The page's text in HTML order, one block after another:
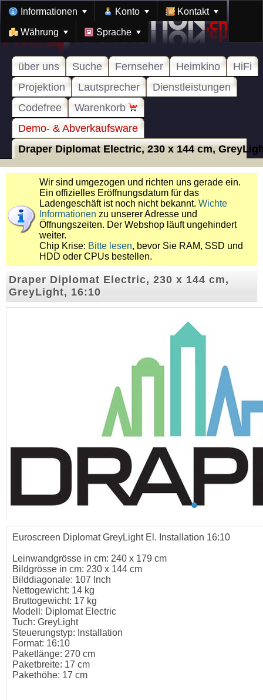
Informationen Konto Kontakt
Währung Sprache
über uns Suche Fernseher Heimkino
HiFi
Projektion
Lautsprecher
Dienstleistungen
Codefree
Warenkorb
Demo- & Abverkaufsware
Draper Diplomat Electric, 230 x 144 cm,
Wir sind umgezogen und richten uns gerade ein.
Ein offizielles Eröffnungsdatum für das
Ladengeschäft ist noch nicht bekannt. Wichte
Informationen zu unserer Adresse und
Öffnungszeiten. Der Webshop läuft ungehindert
weiter.
Chip Krise: Bitte lesen, bevor Sie RAM, SSD und
HDD oder CPUs bestellen.
Draper Diplomat Electric, 230 x 144 cm,
GreyLight, 16:10
Euroscreen Diplomat GreyLight El. Installation 16:10
Leinwandgrösse in cm: 240 x 179 cm
Bildgrösse in cm: 230 x 144 cm
Bilddiagonale: 107 Inch
Nettogewicht: 14 kg
Bruttogewicht: 17 kg
Modell: Diplomat Electric
Tuch: GreyLight
Steuerungstyp: Installation
Format: 16:10
Paketlänge: 270 cm
Paketbreite: 17 cm
Pakethöhe: 17 cm